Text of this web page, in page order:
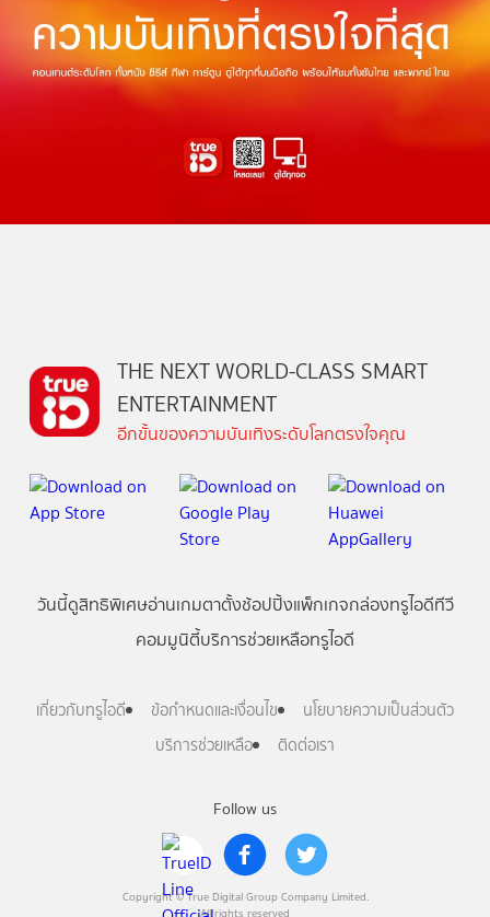
Follow us
Copyright © True Digital Group Company Limited.
All rights reserved
THE NEXT WORLD-CLASS SMART
ENTERTAINMENT
อีกขั้นของความบันเทิงระดับโลกตรงใจคุณ
วันนี้ดูสิทธิพิเศษอ่านเกมตาตั้งช้อปปิ้งแพ็กเกจกล่องทรูไอดีทีวี
คอมมูนิตี้บริการช่วยเหลือทรูไอดี
เกี่ยวกับทรูไอดี ข้อกำหนดและเงื่อนไข
นโยบายความเป็นส่วนตัว
บริการช่วยเหลือ
ติดต่อเรา